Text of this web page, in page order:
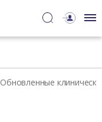
Обновленные